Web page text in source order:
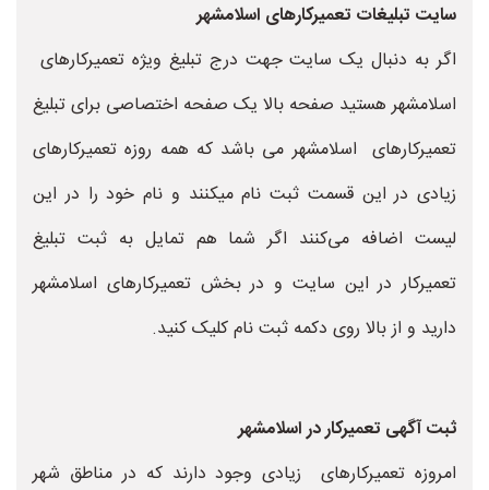
سایت تبلیغات تعمیرکارهای اسلامشهر
اگر به دنبال یک سایت جهت درج تبلیغ ویژه تعمیرکارهای
اسلامشهر هستید صفحه بالا یک صفحه اختصاصی برای تبلیغ
تعمیرکارهای اسلامشهر می باشد که همه روزه تعمیرکارهای
زیادی در این قسمت ثبت نام میکنند و نام خود را در این
لیست اضافه می‌کنند اگر شما هم تمایل به ثبت تبلیغ
تعمیرکار در این سایت و در بخش تعمیرکارهای اسلامشهر
دارید و از بالا روی دکمه ثبت نام کلیک کنید.
ثبت آگهی تعمیرکار در اسلامشهر
امروزه تعمیرکارهای زیادی وجود دارند که در مناطق شهر